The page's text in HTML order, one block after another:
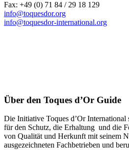
Fax: +49 (0) 71 84 / 29 18 129
info@toquesdor.org
info@toquesdor-international.org
Über den Toques d’Or Guide
Die Initiative Toques d’Or International
für den Schutz, die Erhaltung und die
von Qualität und Herkunft mit seinem
ausgezeichneten Fachbetrieben und